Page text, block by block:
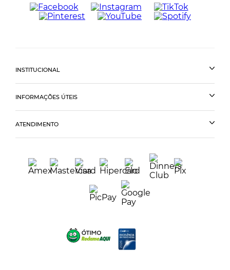
INSTITUCIONAL
INFORMAÇÕES ÚTEIS
ATENDIMENTO